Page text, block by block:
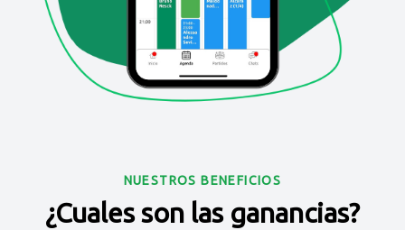
NUESTROS BENEFICIOS
¿Cuales son las ganancias?